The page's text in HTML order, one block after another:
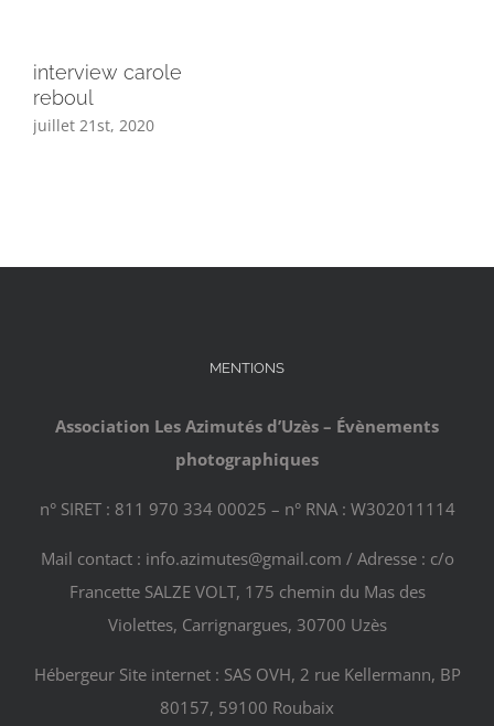
interview carole
reboul
juillet 21st, 2020
MENTIONS
Association Les Azimutés d’Uzès – Évènements
photographiques
n° SIRET : 811 970 334 00025 – n° RNA : W302011114
Mail contact : info.azimutes@gmail.com / Adresse : c/o
Francette SALZE VOLT, 175 chemin du Mas des
Violettes, Carrignargues, 30700 Uzès
Hébergeur Site internet : SAS OVH, 2 rue Kellermann, BP
80157, 59100 Roubaix